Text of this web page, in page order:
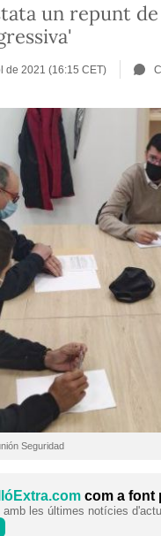
un repunt
de 2021 (16:15 CET)
Seguridad
com a font
amb les últimes notícies